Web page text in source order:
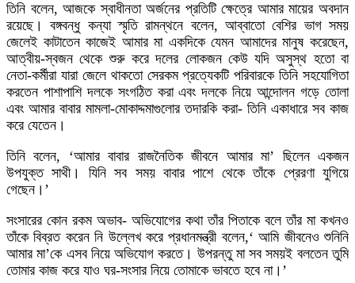
তিনি বলেন, আজকে স্বাধীনতা অর্জনের প্রতিটি ক্ষেত্রে আমার মায়ের অবদান
রয়েছে। বঙ্গবন্ধু কন্যা স্মৃতি রামন্থনে বলেন, আব্বাতো বেশির ভাগ সময়
জেলেই কাটাতেন কাজেই আমার মা একদিকে যেমন আমাদের মানুষ করেছেন,
আত্বীয়-স্বজন থেকে শুরু করে দলের লোকজন কেউ যদি অসুস্থ হতো বা
নেতা-কর্মীরা যারা জেলে থাকতো সেরকম প্রত্যেকটি পরিবারকে তিনি সহযোগিতা
করতেন পাশাপাশি দলকে সংগঠিত করা এবং দলকে নিয়ে আন্দোলন গড়ে তোলা
এবং আমার বাবার মামলা-মোকাদ্দমাগুলোর তদারকি করা- তিনি একাধারে সব কাজ
করে যেতেন।
তিনি বলেন, ‘আমার বাবার রাজনৈতিক জীবনে আমার মা’ ছিলেন একজন
উপযুক্ত সাথী। যিনি সব সময় বাবার পাশে থেকে তাঁকে প্রেরণা যুগিয়ে
গেছেন।’
সংসারের কোন রকম অভাব- অভিযোগের কথা তাঁর পিতাকে বলে তাঁর মা কখনও
তাঁকে বিব্রত করেন নি উল্লেখ করে প্রধানমন্ত্রী বলেন,‘ আমি জীবনেও শুনিনি
আমার মা’কে এসব নিয়ে অভিযোগ করতে। উপরন্তু মা সব সময়ই বলতেন তুমি
তোমার কাজ করে যাও ঘর-সংসার নিয়ে তোমাকে ভাবতে হবে না।’